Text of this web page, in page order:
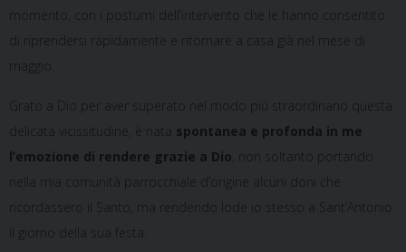
momento, con i postumi dell’intervento che le hanno consentito
di riprendersi rapidamente e ritornare a casa già nel mese di
maggio.
Grato a Dio per aver superato nel modo più straordinario questa
delicata vicissitudine, è nata spontanea e profonda in me
l’emozione di rendere grazie a Dio , non soltanto portando
nella mia comunità parrocchiale d’origine alcuni doni che
ricordassero il Santo, ma rendendo lode io stesso a Sant’Antonio
il giorno della sua festa.